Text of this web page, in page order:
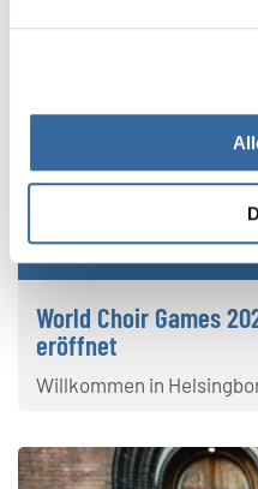
World Choir Games
eröffnet
Willkommen in